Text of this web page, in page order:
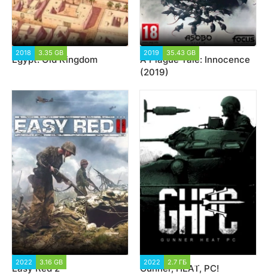
2018 3.35 GB
Egypt: Old Kingdom
2019 35.43 GB
A Plague Tale: Innocence
(2019)
2022 3.16 GB
Easy Red 2
2022 2.7 ГБ
Gunner, HEAT, PC!